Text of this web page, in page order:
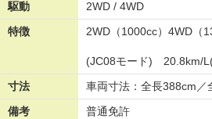
駆動
2WD / 4WD
特徴
2WD（1000cc）4WD（
カタ
(JC08モード) 20.8km/
寸法
車両寸法：全長388cm
備考
普通免許